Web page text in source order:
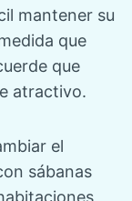
mantener su
que
que
atractivo.
el
sábanas